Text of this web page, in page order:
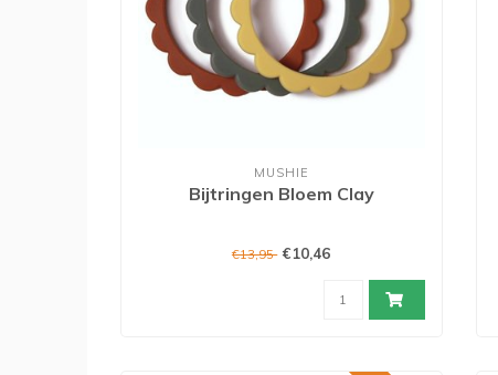
MUSHIE
Bijtringen Bloem Clay
€13,95 €10,46